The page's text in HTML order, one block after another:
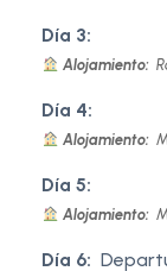
Día 3:
Alojamiento:
Día 4:
Alojamiento:
Día 5:
Alojamiento:
Día 6: